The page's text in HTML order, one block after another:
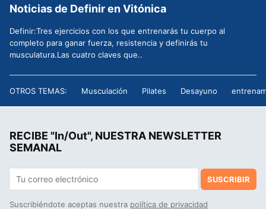
Noticias de Definir en Vitónica
Definir:Tres ejercicios con los que entrenarás tu cuerpo al
completo para ganar fuerza, resistencia y definirás tu
musculatura.Las cuatro claves que..
OTROS TEMAS: Musculación Pilates Desayuno
RECIBE "In/Out", NUESTRA NEWSLETTER
SEMANAL
SUSCRIBIR
Suscribiéndote aceptas nuestra política de privacidad